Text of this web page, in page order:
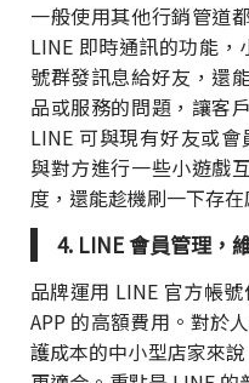
一般使用其他行銷管道
LINE 即時通訊的功能
號群發訊息給好友，還
品或服務的問題，讓客
LINE 可與現有好友或
與對方進行一些小遊戲
度，還能趁機刷一下存在
4. LINE 會員管理，
品牌運用 LINE 官方帳
APP 的高額費用。對於
護成本的中小型店家來